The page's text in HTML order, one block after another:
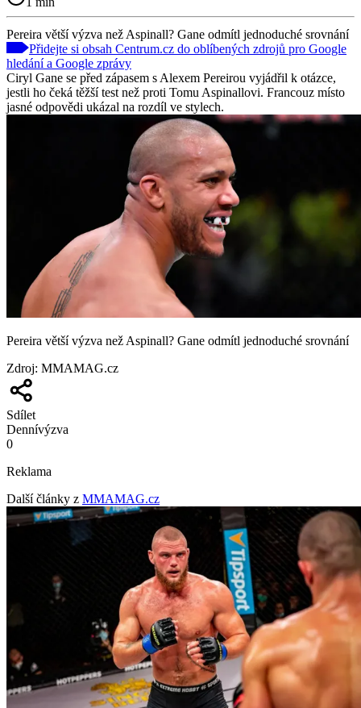
Pereira větší výzva než Aspinall? Gane odmítl jednoduché srovnání
Přidejte si obsah Centrum.cz do oblíbených zdrojů pro Google
hledání a Google zprávy
Ciryl Gane se před zápasem s Alexem Pereirou vyjádřil k otázce,
jestli ho čeká těžší test než proti Tomu Aspinallovi. Francouz místo
jasné odpovědi ukázal na rozdíl ve stylech.
Pereira větší výzva než Aspinall? Gane odmítl jednoduché srovnání
Zdroj: MMAMAG.cz
Sdílet
Dennívýzva
0
Reklama
Další články z MMAMAG.cz